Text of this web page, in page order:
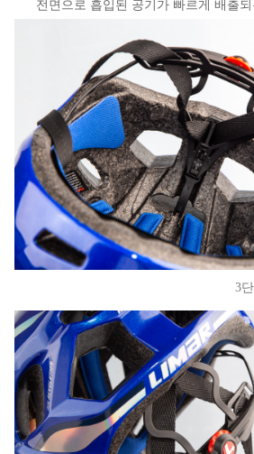
전면으로 흡입된 공기가 빠르게 배출
3